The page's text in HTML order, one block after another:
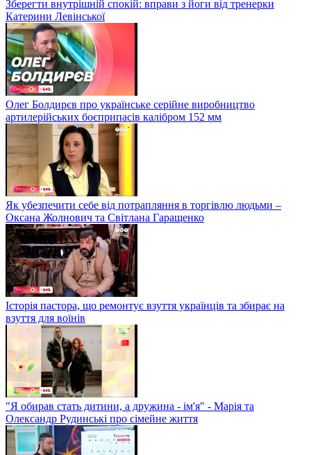
Зберегти внутрішній спокій: вправи з йоги від тренерки
Катерини Левінської
Олег Болдирєв про українське серійне виробництво
артилерійських боєприпасів калібром 152 мм
Як убезпечити себе від потрапляння в торгівлю людьми –
Оксана Жолнович та Світлана Гаращенко
Історія пастора, що ремонтує взуття українців та збирає на
взуття для воїнів
"Я обирав стать дитини, а дружина - ім'я" - Марія та
Олександр Рудинські про сімейне життя